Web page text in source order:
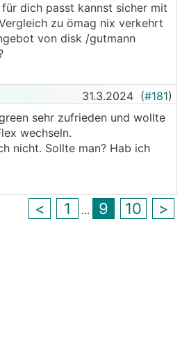
dich passt kannst sicher mit
zu ömag nix verkehrt
von disk /gutmann
31.3.2024 (#181)
sehr zufrieden und wollte
wechseln.
nicht. Sollte man? Hab ich
< 1 ... 9 10 >